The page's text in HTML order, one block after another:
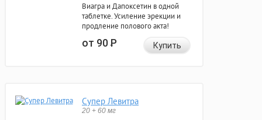
Виагра и Дапоксетин в одной
таблетке. Усиление эрекции и
продление полового акта!
от 90Р Купить
Супер Левитра
20 + 60 мг